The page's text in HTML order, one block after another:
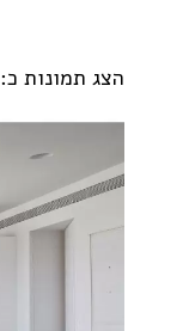
הצג תמונות כ: